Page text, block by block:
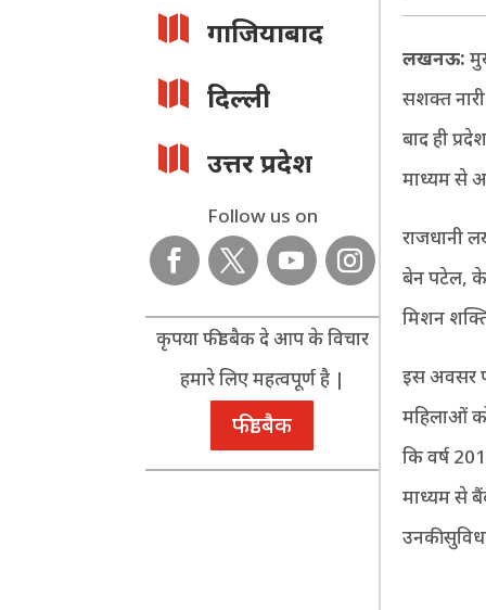
 गाजियाबाद
 दिल्ली
 उत्तर प्रदेश
Follow us on
कृपया फीडबैक दे आप के विचार
हमारे लिए महत्वपूर्ण है |
फीडबैक
लखनऊ:
सशक्त
बाद ही
माध्यम से
राजधानी
बेन पटेल,
मिशन
इस अवसर
महिलाओं
कि वर्ष
माध्यम से
उनकी